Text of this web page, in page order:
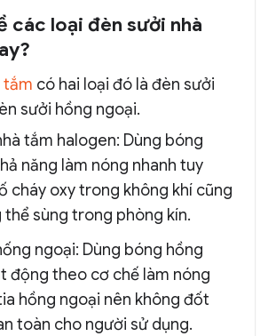
các loại đèn sưởi nhà
tắm có hai loại đó là đèn sưởi
sưởi hồng ngoại.
tắm halogen: Dùng bóng
năng làm nóng nhanh tuy
cháy oxy trong không khí cũng
thể sùng trong phòng kín.
ngoại: Dùng bóng hồng
động theo cơ chế làm nóng
hồng ngoại nên không đốt
toàn cho người sử dụng.